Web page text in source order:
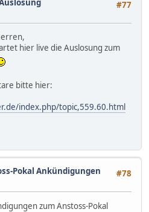
#77
hier live die Auslosung zum
bitte hier:
index.php/topic,559.60.html
#78
Pokal Ankündigungen
zum Anstoss-Pokal